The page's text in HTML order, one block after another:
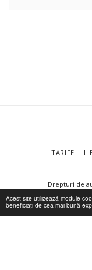
Acest site utilizează module
beneficiați de cea mai bună
Drepturi de
TARIFE